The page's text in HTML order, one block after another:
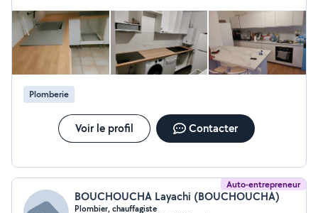
Plomberie
Voir le profil Contacter
Auto-entrepreneur
BOUCHOUCHA Layachi (BOUCHOUCHA)
Plombier, chauffagiste